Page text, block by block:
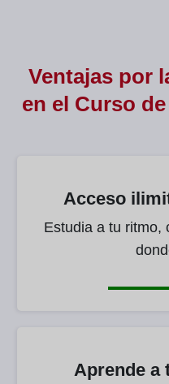
Ventajas por
en el Curso de
Acceso
Estudia a tu ritmo,
Aprende a